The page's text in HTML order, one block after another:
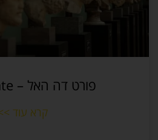
פורט דה האל – Halle Gate
קרא עוד